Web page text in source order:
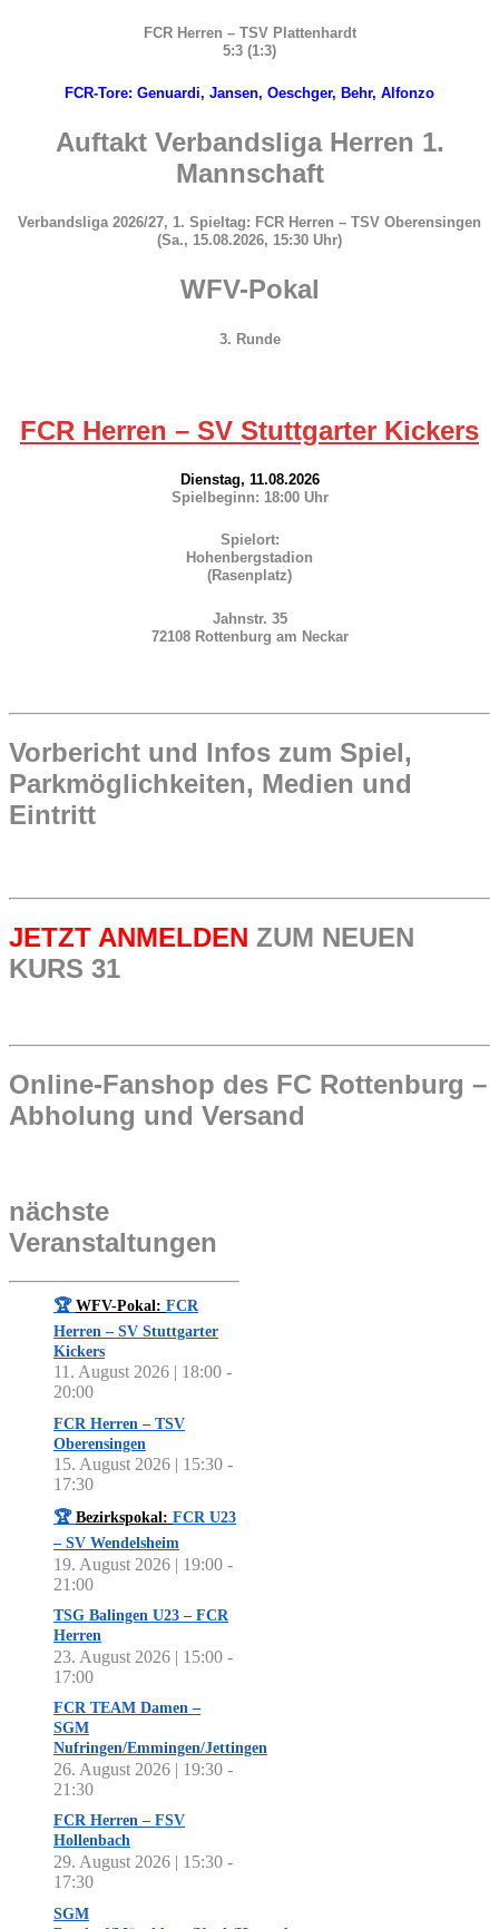
FCR Herren – TSV Plattenhardt
5:3 (1:3)
FCR-Tore: Genuardi, Jansen, Oeschger, Behr, Alfonzo
Auftakt Verbandsliga Herren 1.
Mannschaft
Verbandsliga 2026/27, 1. Spieltag: FCR Herren – TSV Oberensingen
(Sa., 15.08.2026, 15:30 Uhr)
WFV-Pokal
3. Runde
FCR Herren – SV Stuttgarter Kickers
Dienstag, 11.08.2026
Spielbeginn: 18:00 Uhr
Spielort:
Hohenbergstadion
(Rasenplatz)
Jahnstr. 35
72108 Rottenburg am Neckar
Vorbericht und Infos zum Spiel,
Parkmöglichkeiten, Medien und
Eintritt
JETZT ANMELDEN ZUM NEUEN
KURS 31
Online-Fanshop des FC Rottenburg –
Abholung und Versand
nächste
Veranstaltungen
🏆WFV-Pokal: FCR
Herren – SV Stuttgarter
Kickers
11. August 2026 | 18:00 -
20:00
FCR Herren – TSV
Oberensingen
15. August 2026 | 15:30 -
17:30
🏆Bezirkspokal: FCR U23
– SV Wendelsheim
19. August 2026 | 19:00 -
21:00
TSG Balingen U23 – FCR
Herren
23. August 2026 | 15:00 -
17:00
FCR TEAM Damen –
SGM
Nufringen/Emmingen/Jettingen
26. August 2026 | 19:30 -
21:30
FCR Herren – FSV
Hollenbach
29. August 2026 | 15:30 -
17:30
SGM